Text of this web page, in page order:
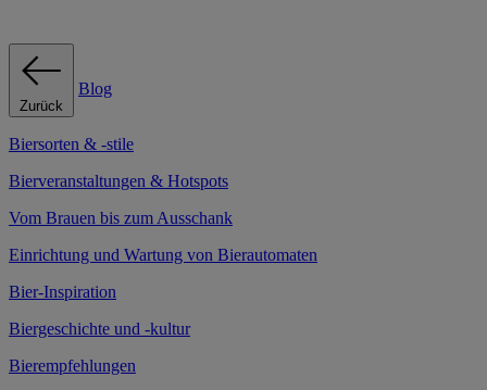
Zurück
Blog
Biersorten & -stile
Bierveranstaltungen & Hotspots
Vom Brauen bis zum Ausschank
Einrichtung und Wartung von Bierautomaten
Bier-Inspiration
Biergeschichte und -kultur
Bierempfehlungen